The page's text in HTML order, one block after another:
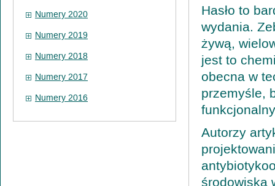
Numery 2020
Numery 2019
Numery 2018
Numery 2017
Numery 2016
Hasło to
wydania.
żywą,
jest to
obecna w
przemyśle,
Autorzy